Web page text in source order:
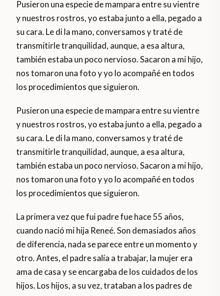
Pusieron una especie de mampara entre su vientre
y nuestros rostros, yo estaba junto a ella, pegado a
su cara. Le di la mano, conversamos y traté de
transmitirle tranquilidad, aunque, a esa altura,
también estaba un poco nervioso. Sacaron a mi hijo,
nos tomaron una foto y yo lo acompañé en todos
los procedimientos que siguieron.
Pusieron una especie de mampara entre su vientre
y nuestros rostros, yo estaba junto a ella, pegado a
su cara. Le di la mano, conversamos y traté de
transmitirle tranquilidad, aunque, a esa altura,
también estaba un poco nervioso. Sacaron a mi hijo,
nos tomaron una foto y yo lo acompañé en todos
los procedimientos que siguieron.
La primera vez que fui padre fue hace 55 años,
cuando nació mi hija Reneé. Son demasiados años
de diferencia, nada se parece entre un momento y
otro. Antes, el padre salía a trabajar, la mujer era
ama de casa y se encargaba de los cuidados de los
hijos. Los hijos, a su vez, trataban a los padres de